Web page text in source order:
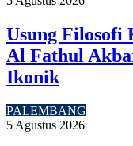
Usung Filosofi
Al Fathul
Ikonik
PALEMBANG
5 Agustus 2026